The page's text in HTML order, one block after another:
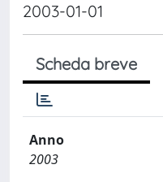
2003-01-01
Scheda breve
Anno
2003